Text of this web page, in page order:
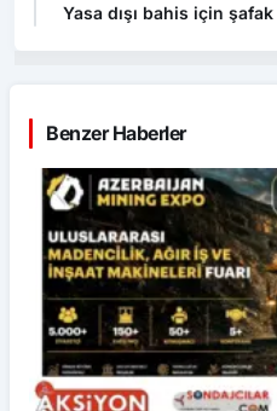
Yasa dışı bahis için
Benzer Haberler